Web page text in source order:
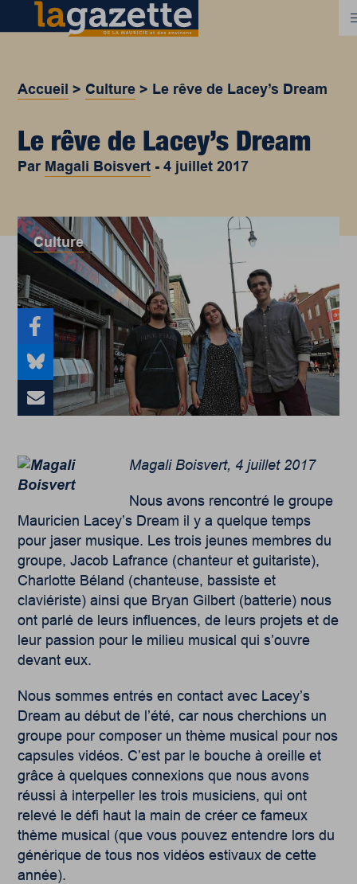
Accueil > Culture > Le rêve de Lacey’s Dream
Le rêve de Lacey’s Dream
Par Magali Boisvert -4 juillet 2017
Culture
Magali Boisvert, 4 juillet 2017
Nous avons rencontré le groupe
Mauricien Lacey’s Dream il y a quelque temps
pour jaser musique. Les trois jeunes membres du
groupe, Jacob Lafrance (chanteur et guitariste),
Charlotte Béland (chanteuse, bassiste et
claviériste) ainsi que Bryan Gilbert (batterie) nous
ont parlé de leurs influences, de leurs projets et de
leur passion pour le milieu musical qui s’ouvre
devant eux.
Nous sommes entrés en contact avec Lacey’s
Dream au début de l’été, car nous cherchions un
groupe pour composer un thème musical pour nos
capsules vidéos. C’est par le bouche à oreille et
grâce à quelques connexions que nous avons
réussi à interpeller les trois musiciens, qui ont
relevé le défi haut la main de créer ce fameux
thème musical (que vous pouvez entendre lors du
générique de tous nos vidéos estivaux de cette
année).